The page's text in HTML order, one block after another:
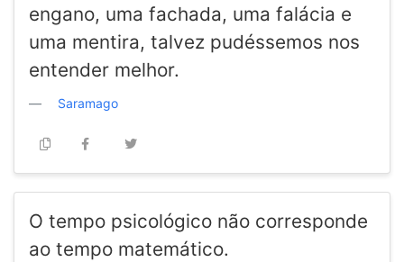
engano, uma fachada, uma falácia e
uma mentira, talvez pudéssemos nos
entender melhor.
Saramago
O tempo psicológico não corresponde
ao tempo matemático.